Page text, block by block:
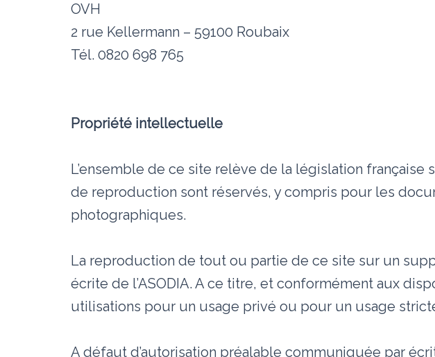
OVH
2 rue Kellermann – 59100 Roubaix
Tél. 0820 698 765
Propriété intellectuelle
L’ensemble de ce site relève de la législation
de reproduction sont réservés, y compris pour les
photographiques.
La reproduction de tout ou partie de ce site sur un
écrite de l’ASODIA. A ce titre, et conformément aux
utilisations pour un usage privé ou pour un usage
A défaut d’autorisation préalable communiquée par